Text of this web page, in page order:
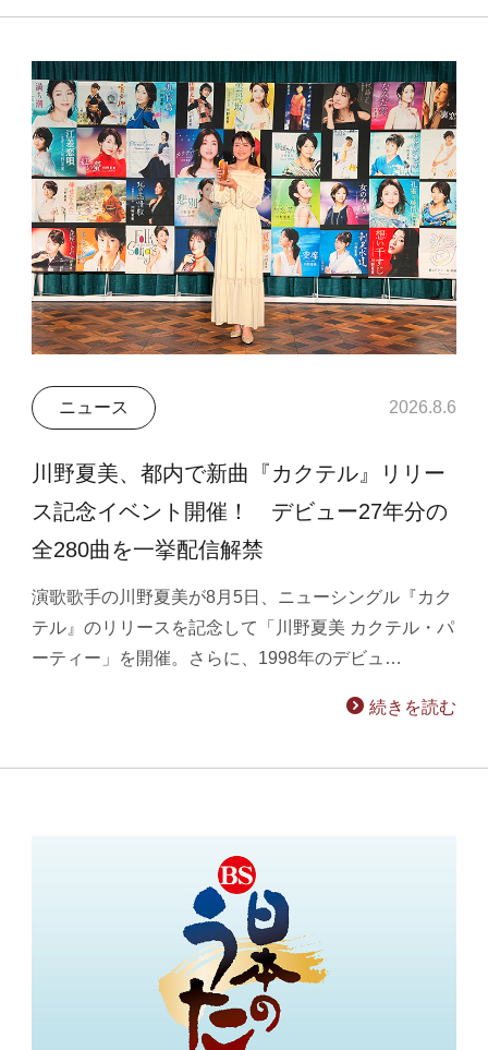
ニュース 2026.8.6
川野夏美、都内で新曲『カクテル』リリー
ス記念イベント開催！ デビュー27年分の
全280曲を一挙配信解禁
演歌歌手の川野夏美が8月5日、ニューシングル『カク
テル』のリリースを記念して「川野夏美 カクテル・パ
ーティー」を開催。さらに、1998年のデビュ…
続きを読む